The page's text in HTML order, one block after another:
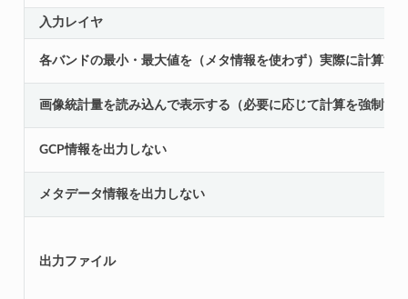
入力レイヤ
各バンドの最小・最大値を（メタ情報を使わず）実際に計算する
画像統計量を読み込んで表示する（必要に応じて計算を強制す
GCP情報を出力しない
メタデータ情報を出力しない
出力ファイル